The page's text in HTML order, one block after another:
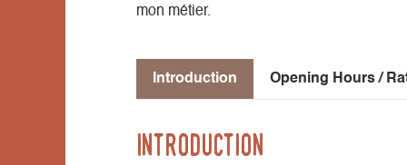
mon métier.
Introduction Opening Hours /
Introduction